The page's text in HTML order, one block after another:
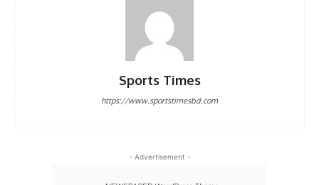
Sports Times
https://www.sportstimesbd.com
- Advertisement -